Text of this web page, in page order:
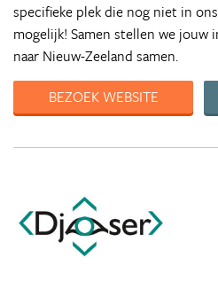
specifieke plek die nog niet in
mogelijk! Samen stellen we jouw
naar Nieuw-Zeeland samen.
BEZOEK WEBSITE